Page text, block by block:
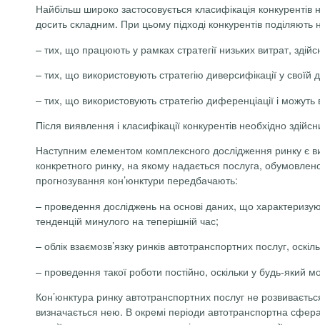
Найбільш широко застосовується класифікація конкурентів
досить складним. При цьому підході конкурентів поділяють
– тих, що працюють у рамках стратегії низьких витрат,
– тих, що використовують стратегію диверсифікації у своїй
– тих, що використовують стратегію диференціації і
Після виявлення і класифікації конкурентів необхідно
Наступним елементом комплексного дослідження ринку є
конкретного ринку, на якому надається послуга,
прогнозування кон’юнктури передбачають:
– проведення досліджень на основі даних, що
тенденцій минулого на теперішній час;
– облік взаємозв’язку ринків автотранспортних послуг,
– проведення такої роботи постійно, оскільки у будь-який
Кон’юнктура ринку автотранспортних послуг не
визначається нею. В окремі періоди автотранспортна